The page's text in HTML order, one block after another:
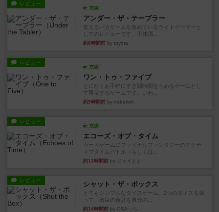
レビュー
充実
アンダー・ザ・テーブラー
笑えるバカゲームを集めているライトゲーマーと
してのレビューです。正体隠...
約8時間前 by toyota
レビュー
充実
ワン・トゥ・ファイブ
とにかくお手軽にすき間時間をうめるゲームとし
て重宝するゲームです。いわ...
約9時間前 by nabekoh
レビュー
充実
エコーズ・オブ・タイム
カードゲームにファイナルファンタジーのアクテ
ィブタイムバトル（もしくは...
約13時間前 by ジェイとと
レビュー シャット・ザ・ボックス
とてもシンプルなダイスゲーム。2つのダイスを振
って、出目の合計を自分の...
約14時間前 by OSAっち